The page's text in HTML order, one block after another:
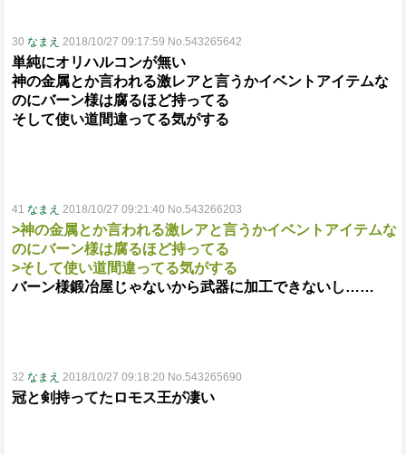
30 なまえ 2018/10/27 09:17:59 No.543265642
単純にオリハルコンが無い
神の金属とか言われる激レアと言うかイベントアイテムな
のにバーン様は腐るほど持ってる
そして使い道間違ってる気がする
41 なまえ 2018/10/27 09:21:40 No.543266203
>神の金属とか言われる激レアと言うかイベントアイテムな
のにバーン様は腐るほど持ってる
>そして使い道間違ってる気がする
バーン様鍛冶屋じゃないから武器に加工できないし……
32 なまえ 2018/10/27 09:18:20 No.543265690
冠と剣持ってたロモス王が凄い